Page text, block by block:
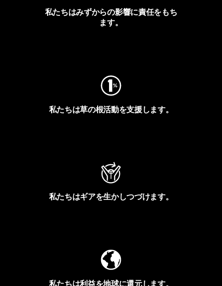
私たちはみずからの影響に責任をもち
ます。
私たちは草の根活動を支援します。
私たちはギアを生かしつづけます。
私たちは利益を地球に還元します。